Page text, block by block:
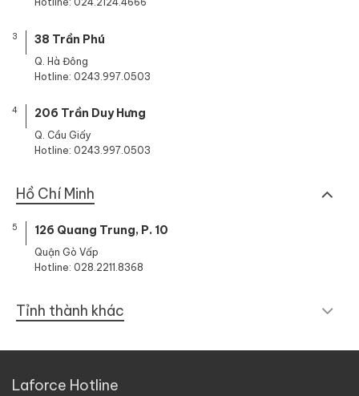
3 38 Trần Phú
Q. Hà Đông
Hotline: 0243.997.0503
4 206 Trần Duy Hưng
Q. Cầu Giấy
Hotline: 0243.997.0503
Hồ Chí Minh
5 126 Quang Trung, P. 10
Quận Gò Vấp
Hotline: 028.2211.8368
Tỉnh thành khác
Laforce Hotline